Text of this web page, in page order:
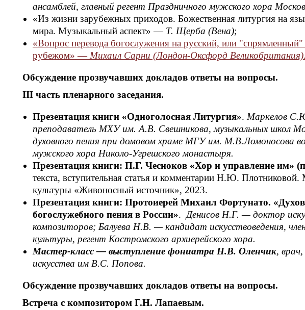
ансамблей, главный регент Праздничного мужского хора
«Из жизни зарубежных приходов. Божественная литургия на
мира. Музыкальный аспект» — Т. Щерба (Вена);
«Вопрос перевода богослужения на русский, или "спрямленный"
рубежом» — Михаил Сарни (Лондон-Оксфорд Великобритания).
Обсуждение прозвучавших докладов ответы на вопросы.
III часть пленарного заседания.
Презентация книги «Одноголосная Литургия». Маркелов
преподаватель МХУ им. А.В. Свешникова, музыкальных школ
духовного пения при домовом храме МГУ им. М.В.Ломоносова
мужского хора Николо-Угрешского монастыря.
Презентация книги: П.Г. Чесноков «Хор и управление им»
текста, вступительная статья и комментарии Н.Ю.
культуры «Живоносный источник», 2023.
Презентация книги: Протоиерей Михаил Фортунато.
богослужебного пения в России». Денисов Н.Г. — доктор
композиторов; Балуева Н.В. — кандидат искусствоведения,
культуры, регент Костромского архиерейского хора.
Мастер-класс — выступление фониатра Н.В. Оленчик,
искусства им В.С. Попова.
Обсуждение прозвучавших докладов ответы на вопросы.
Встреча с композитором Г.Н. Лапаевым.